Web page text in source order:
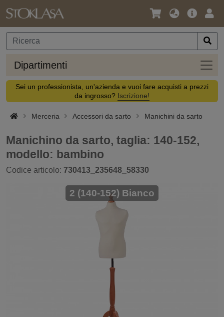
Lingua
Valuta
Offerta
Dipartimenti
Sei un professionista, un'azienda e vuoi fare acquisti a prezzi
da ingrosso? Iscrizione!
Merceria Accessori da sarto Manichini da sarto
Manichino da sarto, taglia: 140-152,
modello: bambino
Codice articolo: 730413_235648_58330
2 (140-152) Bianco